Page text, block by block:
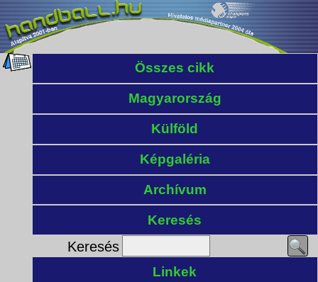
Összes cikk
Magyarország
Külföld
Képgaléria
Archívum
Keresés
Keresés
Linkek